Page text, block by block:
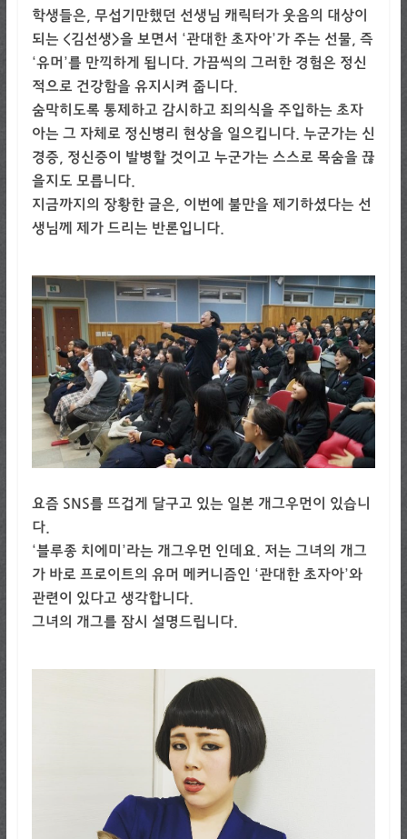
학생들은, 무섭기만했던 선생님 캐릭터가 웃음의 대상이
되는 <김선생>을 보면서 ‘관대한 초자아’가 주는 선물, 즉
‘유머’를 만끽하게 됩니다. 가끔씩의 그러한 경험은 정신
적으로 건강함을 유지시켜 줍니다.
숨막히도록 통제하고 감시하고 죄의식을 주입하는 초자
아는 그 자체로 정신병리 현상을 일으킵니다. 누군가는 신
경증, 정신증이 발병할 것이고 누군가는 스스로 목숨을 끊
을지도 모릅니다.
지금까지의 장황한 글은, 이번에 불만을 제기하셨다는 선
생님께 제가 드리는 반론입니다.
요즘 SNS를 뜨겁게 달구고 있는 일본 개그우먼이 있습니
다.
‘블루종 치에미’라는 개그우먼 인데요. 저는 그녀의 개그
가 바로 프로이트의 유머 메커니즘인 ‘관대한 초자아’와
관련이 있다고 생각합니다.
그녀의 개그를 잠시 설명드립니다.